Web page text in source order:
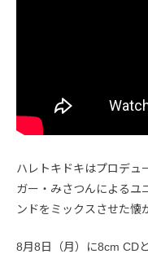
ハレトキドキはプロデュ
ガー・みさつんによるユ
ンドをミックスさせた懐
8月8日（月）に8cm CD